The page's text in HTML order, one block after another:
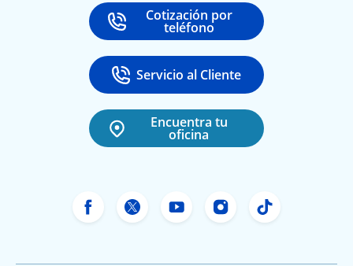
Call
Cotización por
teléfono
at
Call
Servicio al Cliente
at 888-531-6720
Encuentra tu
oficina
Facebook de Freeway Insurance
X de Freeway Insurance
YouTube de Freeway
Instagram
TikTok